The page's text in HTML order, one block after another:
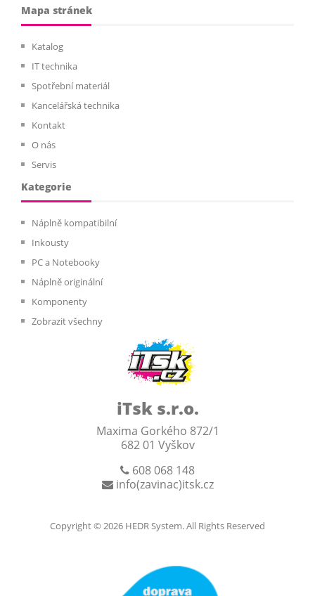
iTsk s.r.o.
Maxima Gorkého 872/1
682 01 Vyškov
608 068 148
info(zavinac)itsk.cz
Mapa stránek
Katalog
IT technika
Spotřební materiál
Kancelářská technika
Kontakt
O nás
Servis
Kategorie
Náplně kompatibilní
Inkousty
PC a Notebooky
Náplně originální
Komponenty
Zobrazit všechny
Copyright © 2026 HEDR System. All Rights Reserved